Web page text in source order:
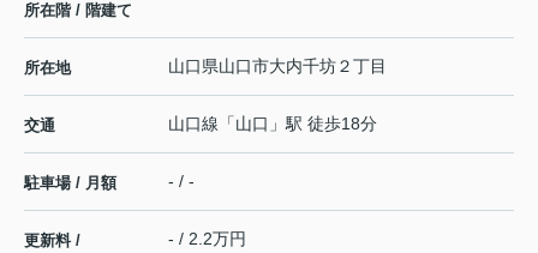
所在階 / 階建て
所在地 山口県山口市大内千坊２丁目
交通 山口線 「山口 」駅 徒歩18分
駐車場 / 月額 - / -
更新料 /
- / 2.2万円